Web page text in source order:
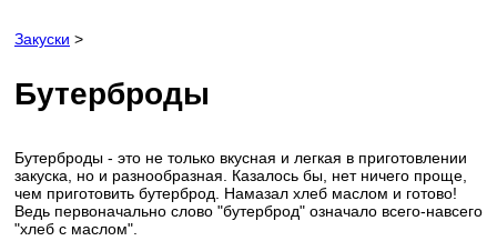
Закуски >
Бутерброды
Бутерброды - это не только вкусная и легкая в приготовлении
закуска, но и разнообразная. Казалось бы, нет ничего проще,
чем приготовить бутерброд. Намазал хлеб маслом и готово!
Ведь первоначально слово "бутерброд" означало всего-навсего
"хлеб с маслом".